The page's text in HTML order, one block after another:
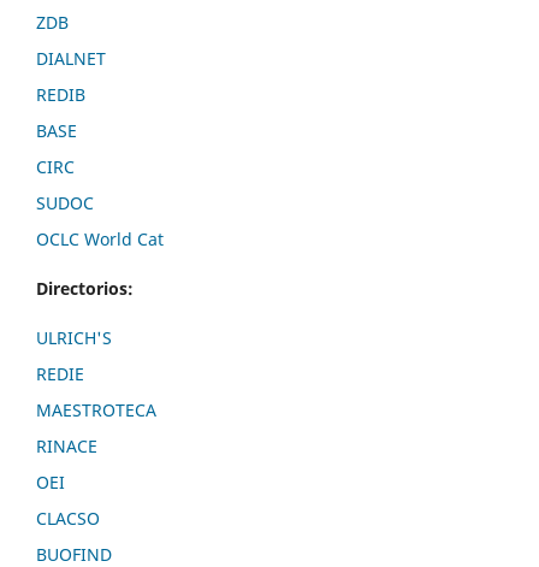
ZDB
DIALNET
REDIB
BASE
CIRC
SUDOC
OCLC World Cat
Directorios:
ULRICH'S
REDIE
MAESTROTECA
RINACE
OEI
CLACSO
BUOFIND